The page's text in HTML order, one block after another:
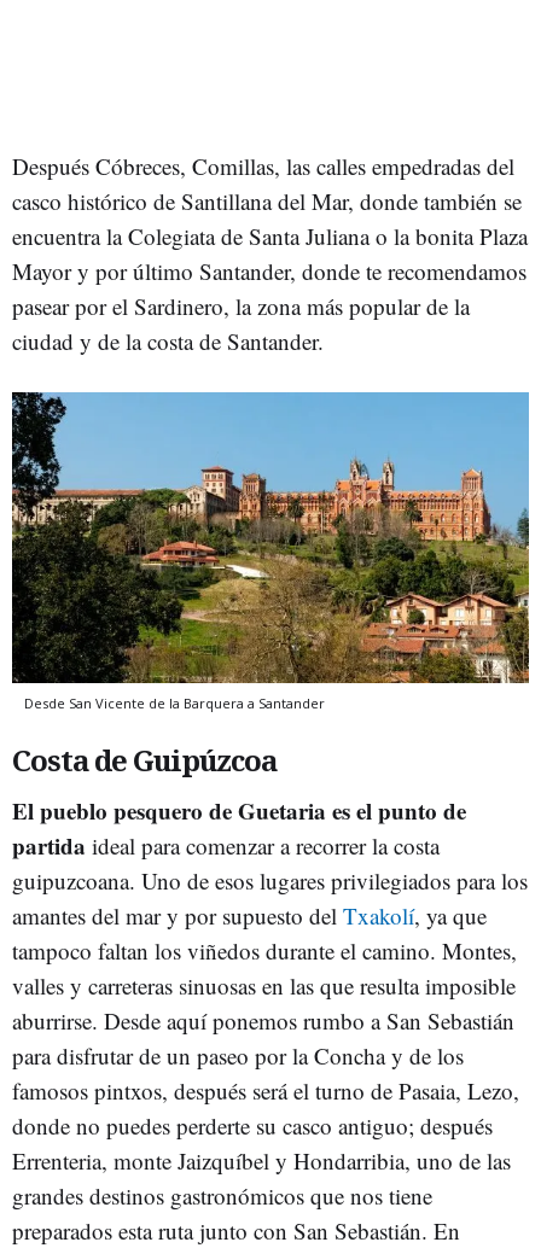
Después Cóbreces, Comillas, las calles empedradas del
casco histórico de Santillana del Mar, donde también se
encuentra la Colegiata de Santa Juliana o la bonita Plaza
Mayor y por último Santander, donde te recomendamos
pasear por el Sardinero, la zona más popular de la
ciudad y de la costa de Santander.
Desde San Vicente de la Barquera a Santander
Costa de Guipúzcoa
El pueblo pesquero de Guetaria es el punto de
partida ideal para comenzar a recorrer la costa
guipuzcoana. Uno de esos lugares privilegiados para los
amantes del mar y por supuesto del Txakolí, ya que
tampoco faltan los viñedos durante el camino. Montes,
valles y carreteras sinuosas en las que resulta imposible
aburrirse. Desde aquí ponemos rumbo a San Sebastián
para disfrutar de un paseo por la Concha y de los
famosos pintxos, después será el turno de Pasaia, Lezo,
donde no puedes perderte su casco antiguo; después
Errenteria, monte Jaizquíbel y Hondarribia, uno de las
grandes destinos gastronómicos que nos tiene
preparados esta ruta junto con San Sebastián. En